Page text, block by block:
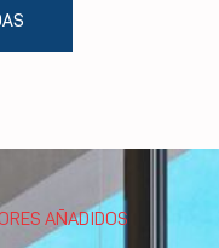
AÑADIDOS